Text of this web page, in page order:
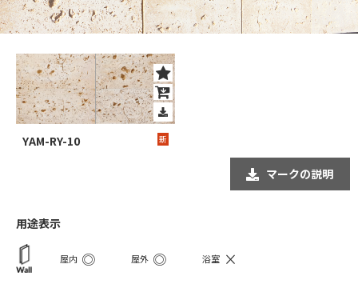
YAM-RY-10 新
マークの説明
用途表示
屋内 ◎ 屋外 ◎ 浴室 ×